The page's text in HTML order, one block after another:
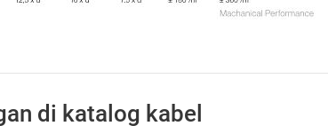
di katalog kabel